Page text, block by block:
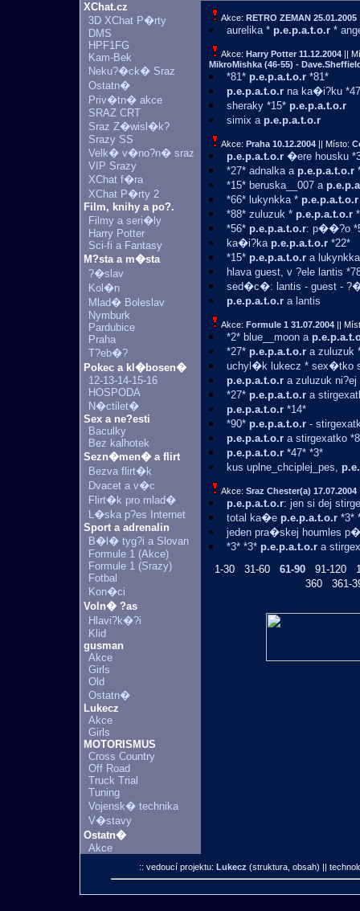
XChat.cz
3D XChat P�rty
DMS
HPF1FG
Kam-Bek
Neku?�ck� Sraz
Ostatn�
Priv�tn� akce
SRAZ CRT
Sraz Z�wisl�k?
Srazy SS
Velk� v�no?n� sraz
VIP Srazy
XChat f�ra
XChat P�rty 2
Film, knihy a po?.
Filmy a seri�ly
Harry Potter
Sci-fi a Fantasy
M?sta a m�sta
?�slav
Kol�n
Mlad� Boleslav
Nymburk
Pardubice
Praha
T?eb�?
Pokec a kl�bosen�
12-13-14-15-16
HOSPODA
N�ctilet�
Sex a ne?esti
Baculky
Bez kalhotek
Sezn�men� a flirt
Bezva flirt�k
Dvacet a v�c
Flirt�k pro mlad�
L�ska p?es Internet
Sport a adrenalin
B�l� tyg?i a Slovan
Formule 1 (Akce)
Formule 1 (Srazy)
Fotbal
Kon�ci
Voln� ?as
Hlavi?k�?i
Klid
gusman
Akce
Girls
Old
Ostatn�
Lukecz
Akce
Girls
MOTORISMUS
Cross Country
Off Road
Truck Trial
Tuning
Vojensk� technika
V�stavy
Ostatn�
Akce
Akce: RETRO ZEMAN 25.01.2005
aurelika * p.e.p.a.t.o.r *
Akce: Harry Potter 11.12.2004 ||
MikroMishka (46-55) -
*81* p.e.p.a.t.o.r *81*
p.e.p.a.t.o.r na ka�i?ku
sheraky *15* p.e.p.a.t.o.r
simix a p.e.p.a.t.o.r
Akce: Praha 10.12.2004 || Místo:
p.e.p.a.t.o.r �ere housku
*27* adnalka a p.e.p.a.t.o.r
*15* beruska__007 a
*66* lukynkka * p.e.p.a.t.o.r
*88* zuluzuk * p.e.p.a.t.o.r
*56* p.e.p.a.t.o.r: p��?o
ka�i?ka p.e.p.a.t.o.r *22*
*15* p.e.p.a.t.o.r a
hlava guest, v ?ele lantis
sed�c�: lantis - guest -
p.e.p.a.t.o.r a lantis
Akce: Formule 1 31.07.2004 ||
*2* blue__moon a
*27* p.e.p.a.t.o.r a zuluzuk
uchyl�k lukecz * sex�tko
p.e.p.a.t.o.r a zuluzuk
*27* p.e.p.a.t.o.r a
p.e.p.a.t.o.r *14*
*90* p.e.p.a.t.o.r -
p.e.p.a.t.o.r a stirgexatko
p.e.p.a.t.o.r *47* *3*
kus uplne_chciplej_pes,
Akce: Sraz Chester(a) 17.07.2004
p.e.p.a.t.o.r: jen si dej
total ka�e p.e.p.a.t.o.r *3*
jeden pra�skej houmles
*3* *3* p.e.p.a.t.o.r a
1-30
31-60 61-90 91-120
360
361-
:: vedoucí projektu: Lukecz (struktura, obsah) ||